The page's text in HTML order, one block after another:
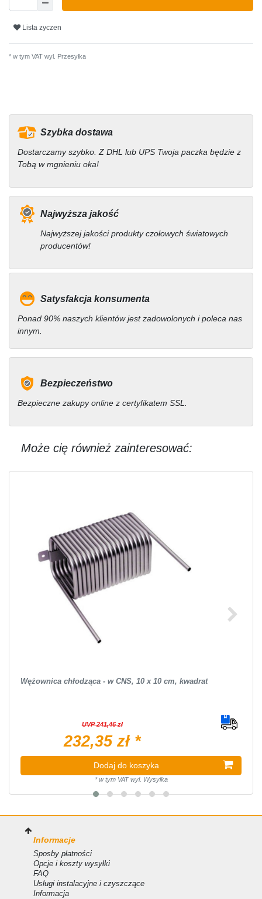
Lista zyczen
* w tym VAT wyl. Przesyłka
Szybka dostawa
Dostarczamy szybko. Z DHL lub UPS Twoja paczka będzie z
Tobą w mgnieniu oka!
Najwyższa jakość
Najwyższej jakości produkty czołowych światowych
producentów!
Satysfakcja konsumenta
Ponad 90% naszych klientów jest zadowolonych i poleca nas
innym.
Bezpieczeństwo
Bezpieczne zakupy online z certyfikatem SSL.
Może cię również zainteresować:
Wężownica chłodząca - w CNS, 10 x 10 cm, kwadrat
UVP 241,46 zł
232,35 zł *
Dodaj do koszyka
*w tym VATwyl. Wysylka
Informacje
Sposby płatności
Opcje i koszty wysyłki
FAQ
Usługi instalacyjne i czyszczące
Informacja